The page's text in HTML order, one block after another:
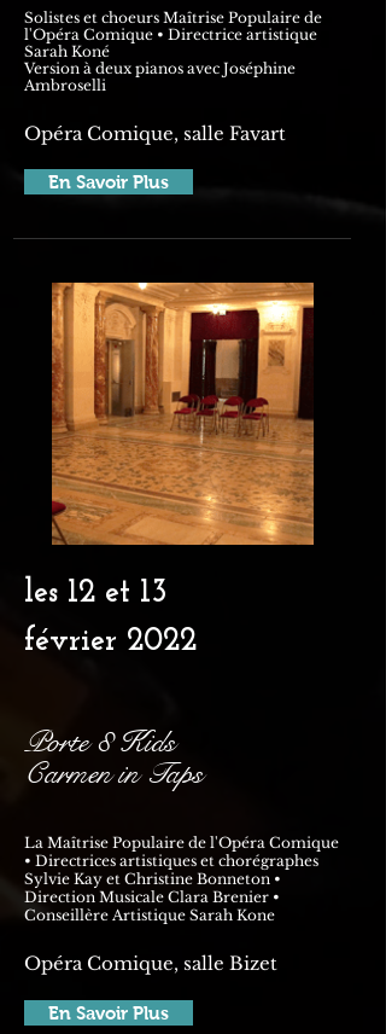
Solistes et choeurs Maîtrise Populaire de
l'Opéra Comique • Directrice artistique
Sarah Koné
Version à deux pianos avec Joséphine
Ambroselli
Opéra Comique, salle Favart
En Savoir Plus
les 12 et 13
février 2022
Porte 8 Kids
Carmen in Taps
La Maîtrise Populaire de l'Opéra Comique
• Directrices artistiques et chorégraphes
Sylvie Kay et Christine Bonneton •
Direction Musicale Clara Brenier •
Conseillère Artistique Sarah Kone
Opéra Comique, salle Bizet
En Savoir Plus